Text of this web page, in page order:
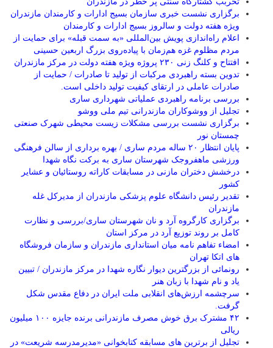
برگزاری نشست خبری سازمان بسیج ادارات و کارمندان مازندران
ویژه هفته دولت و سالروز بسیج ادارات و کارمندان
اعلام راه‌اندازی پویش بین‌المللی «به سمت قبله» برای حمایت از
مردم مظلوم غزه هم‌زمان با پیاده‌روی بزرگ اربعین حسینی
افتتاح و کلنگ زنی ۲۳۰ پروژه ویژه هفته دولت در مرکز مازندران
تدوین بسته راهبردی مرکبات از تولید تا صادرات / حمایت از
صادرات عاملی در ارتقای کیفیت تولید داخلی است.
بررسی برنامه راهبردی عملیاتی شهرداری ساری
تجلیل از ووشوکاران مازندرانی تیم ملی ووشو
برگزاری نشست بررسی مشکلات زیست محیطی شهرک صنعتی
چمستان نور
پایان انتظار ۲۰ ساله مردم ساری / بهره برداری از سالن فرهنگی
ورزشی ماهفروجک شهرستان ساری به برکت نگاه شهدا
درخشش دختران مازنی در مسابقات کاراته روستائیان و عشایر
کشور
تقدیر رئیس دانشگاه علوم پزشکی مازندران از مدیرکل غله
مازندران
برگزاری کارگروه آرد و نان شهرستان ساری/بررسی و نظارت
کامل بر روند توزیع آرد در مرکز استان
امضاء تفاهم نامه میان استانداری مازندران و سازمان فروشگاه
های اتکا تهران
رونمائی از بزرگترین دیوار نگاره شهدا در مرکز مازندران / تبیین
یاد و نام شهدا با زبان هنر
سرچشمه ارزش‌های انقلابی ملت ایران در دفاع مقدس شکل
گرفت.
۴۲ مشترک برق خوش مصرف مازندرانی برنده جایزه ۱۰۰ میلیون
ریالی
تجلیل از برترین های مسابقه کتابخوانی «مدیرمدرسه شریعت» در